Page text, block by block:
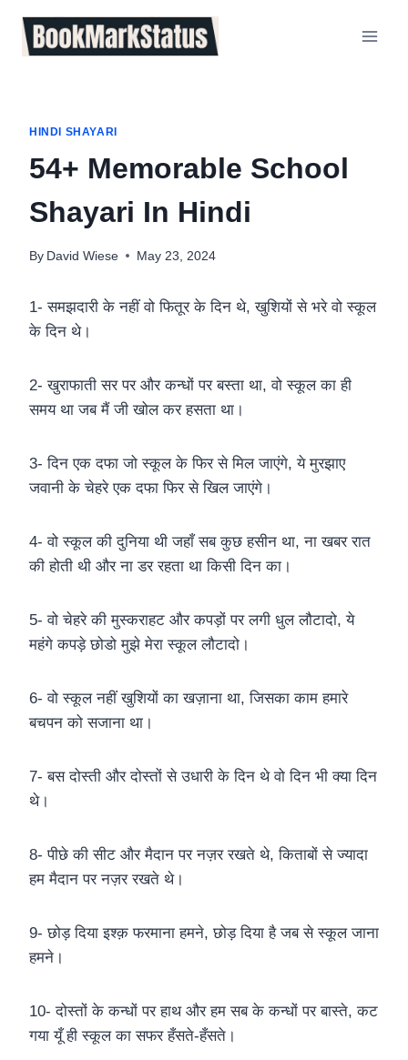
content
HINDI SHAYARI
54+ Memorable School
Shayari In Hindi
By David Wiese May 23, 2024
1- समझदारी के नहीं वो फितूर के दिन थे, खुशियों से भरे वो स्कूल
के दिन थे।
2- खुराफाती सर पर और कन्धों पर बस्ता था, वो स्कूल का ही
समय था जब मैं जी खोल कर हसता था।
3- दिन एक दफा जो स्कूल के फिर से मिल जाएंगे, ये मुरझाए
जवानी के चेहरे एक दफा फिर से खिल जाएंगे।
4- वो स्कूल की दुनिया थी जहाँ सब कुछ हसीन था, ना खबर रात
की होती थी और ना डर रहता था किसी दिन का।
5- वो चेहरे की मुस्कराहट और कपड़ों पर लगी धुल लौटादो, ये
महंगे कपड़े छोडो मुझे मेरा स्कूल लौटादो।
6- वो स्कूल नहीं खुशियों का खज़ाना था, जिसका काम हमारे
बचपन को सजाना था।
7- बस दोस्ती और दोस्तों से उधारी के दिन थे वो दिन भी क्या दिन
थे।
8- पीछे की सीट और मैदान पर नज़र रखते थे, किताबों से ज्यादा
हम मैदान पर नज़र रखते थे।
9- छोड़ दिया इश्क़ फरमाना हमने, छोड़ दिया है जब से स्कूल जाना
हमने।
10- दोस्तों के कन्धों पर हाथ और हम सब के कन्धों पर बास्ते, कट
गया यूँ ही स्कूल का सफर हँसते-हँसते।